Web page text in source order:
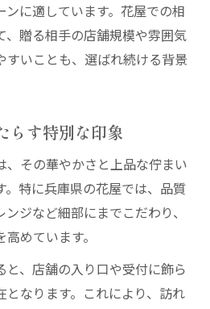
ンに適しています。花屋での相
、贈る相手の店舗規模や雰囲気
すいことも、選ばれ続ける背景
らす特別な印象
、その華やかさと上品な佇まい
。特に兵庫県の花屋では、品質
ジなど細部にまでこだわり、
めています。
と、店舗の入り口や受付に飾ら
となります。これにより、訪れ